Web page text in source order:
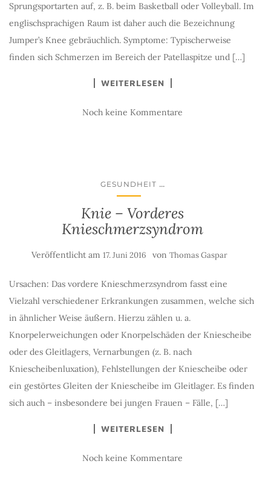
Sprungsportarten auf, z. B. beim Basketball oder Volleyball. Im
englischsprachigen Raum ist daher auch die Bezeichnung
Jumper’s Knee gebräuchlich. Symptome: Typischerweise
finden sich Schmerzen im Bereich der Patellaspitze und […]
WEITERLESEN
Noch keine Kommentare
GESUNDHEIT ...
Knie – Vorderes
Knieschmerzsyndrom
Veröffentlicht am 17. Juni 2016 von Thomas Gaspar
Ursachen: Das vordere Knieschmerzsyndrom fasst eine
Vielzahl verschiedener Erkrankungen zusammen, welche sich
in ähnlicher Weise äußern. Hierzu zählen u. a.
Knorpelerweichungen oder Knorpelschäden der Kniescheibe
oder des Gleitlagers, Vernarbungen (z. B. nach
Kniescheibenluxation), Fehlstellungen der Kniescheibe oder
ein gestörtes Gleiten der Kniescheibe im Gleitlager. Es finden
sich auch – insbesondere bei jungen Frauen – Fälle, […]
WEITERLESEN
Noch keine Kommentare